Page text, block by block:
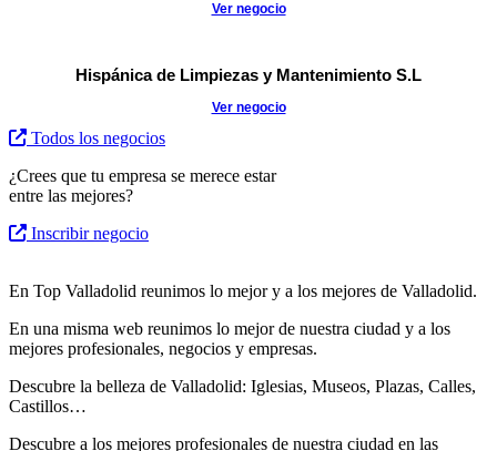
Ver negocio
Hispánica de Limpiezas y Mantenimiento S.L
Ver negocio
Todos los negocios
¿Crees que tu empresa se merece estar
entre las mejores?
Inscribir negocio
En Top Valladolid reunimos lo mejor y a los mejores de Valladolid.
En una misma web reunimos lo mejor de nuestra ciudad y a los
mejores profesionales, negocios y empresas.
Descubre la belleza de Valladolid: Iglesias, Museos, Plazas, Calles,
Castillos…
Descubre a los mejores profesionales de nuestra ciudad en las